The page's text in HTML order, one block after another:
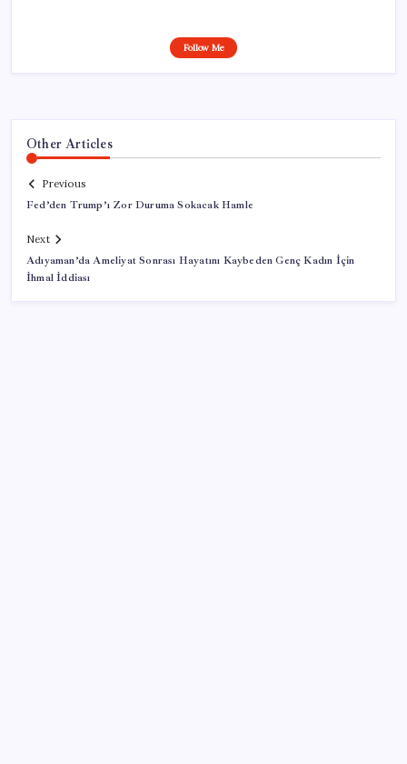
Follow Me
Other Articles
Previous
Fed’den Trump’ı Zor Duruma Sokacak Hamle
Next
Adıyaman’da Ameliyat Sonrası Hayatını Kaybeden Genç Kadın İçin
İhmal İddiası